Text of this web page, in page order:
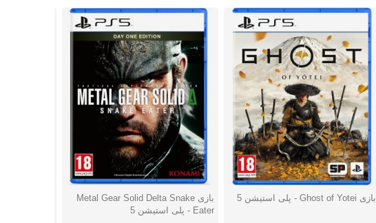
دوست داشتن بازی Ghost of Yotei - پلی استیشن 5 دوست داشتن
بازی Metal Gear Solid Delta Snake
Eater - پلی استیشن 5